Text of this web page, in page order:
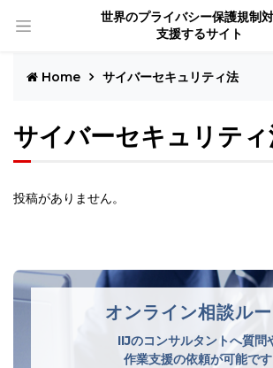
世界のプライバシー保護規制
支援するサイト
Home サイバーセキュリティ法
サイバーセキュリテ
投稿がありません。
オンライン相談ル
IIJのコンサルタントへ質問
作業支援の依頼が可能です